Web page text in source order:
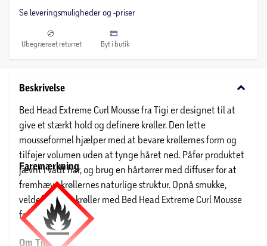
Se leveringsmuligheder og -priser
Ubegrænset returret Byt i butik
Beskrivelse keyboard_arrow_down
Bed Head Extreme Curl Mousse fra Tigi er designet til at
give et stærkt hold og definere krøller. Den lette
mousseformel hjælper med at bevare krøllernes form og
tilføjer volumen uden at tynge håret ned. Påfør produktet
jævnt i vådt hår, og brug en hårtørrer med diffuser for at
fremhæve krøllernes naturlige struktur. Opnå smukke,
veldefinerede krøller med Bed Head Extreme Curl Mousse
fra Tigi.
Om Tigi
Faremærkning